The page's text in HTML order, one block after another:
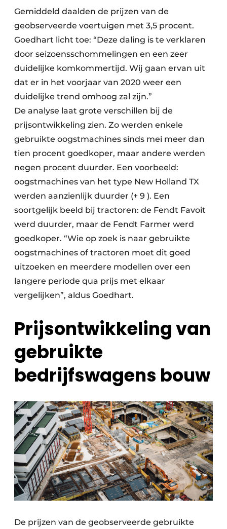
Gemiddeld daalden de prijzen van de
geobserveerde voertuigen met 3,5 procent.
Goedhart licht toe: “Deze daling is te verklaren
door seizoensschommelingen en een zeer
duidelijke komkommertijd. Wij gaan ervan uit
dat er in het voorjaar van 2020 weer een
duidelijke trend omhoog zal zijn.”
De analyse laat grote verschillen bij de
prijsontwikkeling zien. Zo werden enkele
gebruikte oogstmachines sinds mei meer dan
tien procent goedkoper, maar andere werden
negen procent duurder. Een voorbeeld:
oogstmachines van het type New Holland TX
werden aanzienlijk duurder (+ 9 ). Een
soortgelijk beeld bij tractoren: de Fendt Favoit
werd duurder, maar de Fendt Farmer werd
goedkoper. “Wie op zoek is naar gebruikte
oogstmachines of tractoren moet dit goed
uitzoeken en meerdere modellen over een
langere periode qua prijs met elkaar
vergelijken”, aldus Goedhart.
Prijsontwikkeling van
gebruikte
bedrijfswagens bouw
De prijzen van de geobserveerde gebruikte